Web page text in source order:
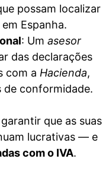
possam localizar
Espanha.
: Um asesor
das declarações
com a Hacienda,
de conformidade.
que as suas
lucrativas — e
com o IVA.